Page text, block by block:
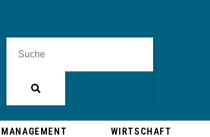
MANAGEMENT WIRTSCHAFT